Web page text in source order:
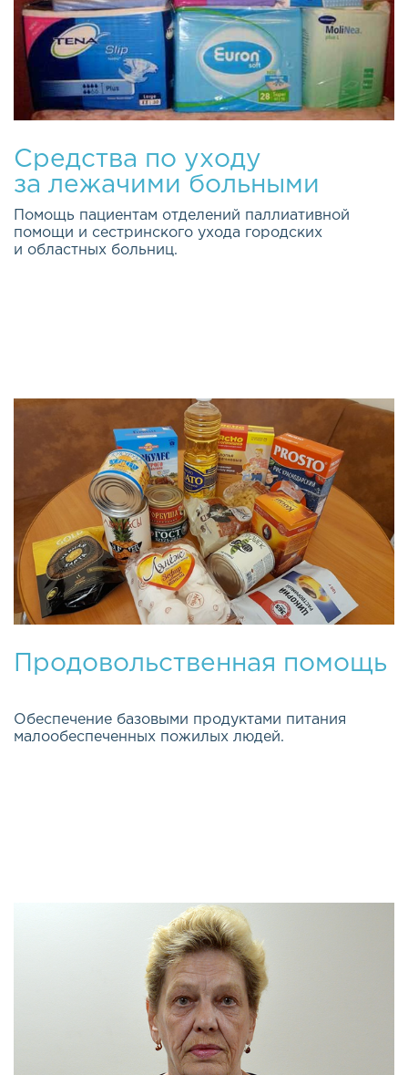
Средства по уходу
за лежачими больными
Помощь пациентам отделений паллиативной
помощи и сестринского ухода городских
и областных больниц.
Продовольственная помощь
Обеспечение базовыми продуктами питания
малообеспеченных пожилых людей.